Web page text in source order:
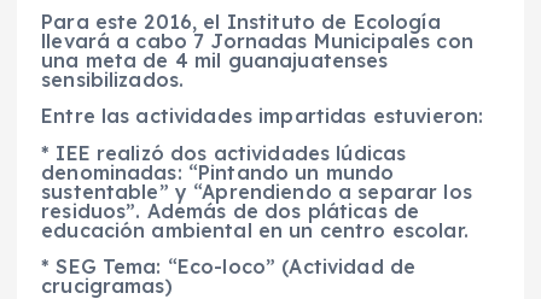
Para este 2016, el Instituto de Ecología
llevará a cabo 7 Jornadas Municipales con
una meta de 4 mil guanajuatenses
sensibilizados.
Entre las actividades impartidas estuvieron:
* IEE realizó dos actividades lúdicas
denominadas: “Pintando un mundo
sustentable” y “Aprendiendo a separar los
residuos”. Además de dos pláticas de
educación ambiental en un centro escolar.
* SEG Tema: “Eco-loco” (Actividad de
crucigramas)